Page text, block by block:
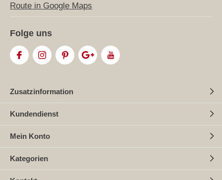
Route in Google Maps
Folge uns
Zusatzinformation
Kundendienst
Mein Konto
Kategorien